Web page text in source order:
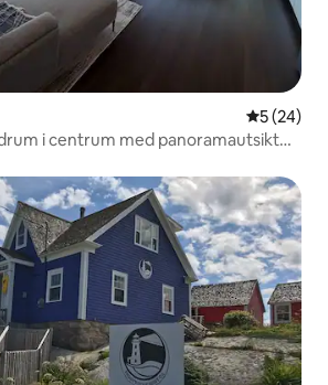
5 av 5 i
5 (24)
i centrum med panoramautsikt